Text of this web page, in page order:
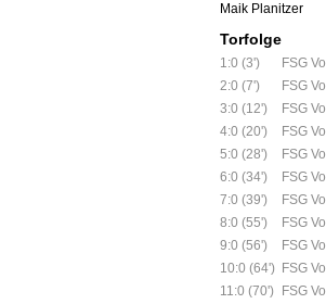
Maik Planitzer
Torfolge
1:0 (3')
FSG
2:0 (7')
FSG
3:0 (12')
FSG
4:0 (20')
FSG
5:0 (28')
FSG
6:0 (34')
FSG
7:0 (39')
FSG
8:0 (55')
FSG
9:0 (56')
FSG
10:0 (64') FSG
11:0 (70') FSG